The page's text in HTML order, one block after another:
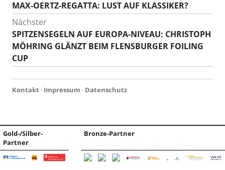
Vorheriger
Beitrag:
MAX-OERTZ-REGATTA: LUST AUF KLASSIKER?
Nächster
Nächster
Beitrag:
SPITZENSEGELN AUF EUROPA-NIVEAU: CHRISTOPH
MÖHRING GLÄNZT BEIM FLENSBURGER FOILING
CUP
Gold-/Silber-
Partner
Bronze-Partner
Kontakt · Impressum · Datenschutz